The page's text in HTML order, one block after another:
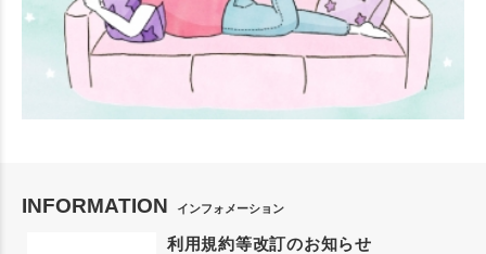
INFORMATION インフォメーション
利用規約等改訂のお知らせ